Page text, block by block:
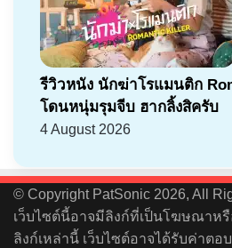
รีวิวหนัง นักฆ่าโรแมนติก
โดนหนุ่มรุมจีบ ฮากลิ้งสิครับ
4 August 2026
© Copyright PatSonic 2026, All
เว็บไซต์นี้อาจมีลิงก์ที่เป็นโฆษณาห
ลิงก์เหล่านี้ เว็บไซต์อาจได้รับค่าตอ